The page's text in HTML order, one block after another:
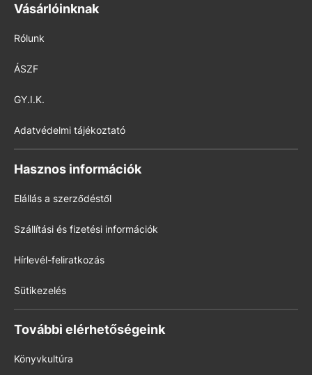
Vásárlóinknak
Rólunk
ÁSZF
GY.I.K.
Adatvédelmi tájékoztató
Hasznos információk
Elállás a szerződéstől
Szállítási és fizetési információk
Hírlevél-feliratkozás
Sütikezelés
További elérhetőségeink
Könyvkultúra